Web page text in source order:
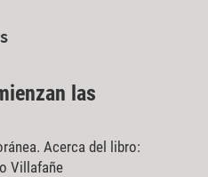
las
Acerca del libro:
Villafañe